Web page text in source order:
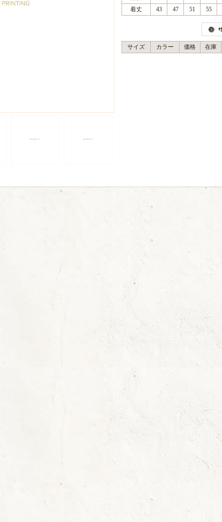
着丈
43 47 51 55
サイズ カラー 価格 在庫